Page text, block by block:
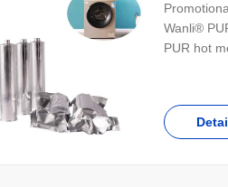
Wanli®
PUR hot